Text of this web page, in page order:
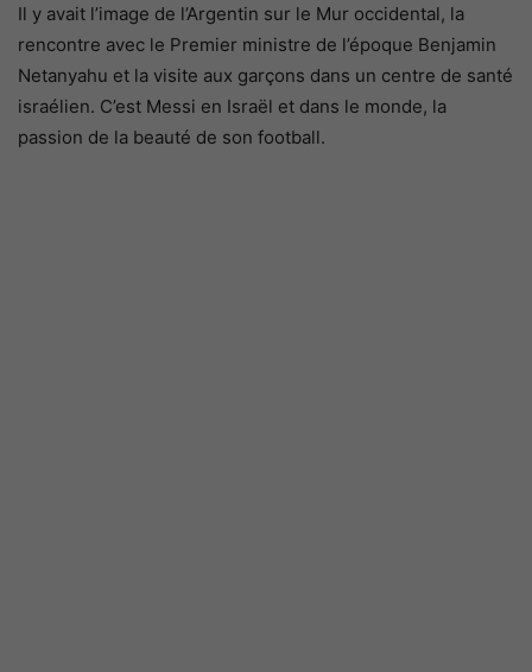
Il y avait l’image de l’Argentin sur le Mur occidental, la
rencontre avec le Premier ministre de l’époque Benjamin
Netanyahu et la visite aux garçons dans un centre de santé
israélien. C’est Messi en Israël et dans le monde, la
passion de la beauté de son football.